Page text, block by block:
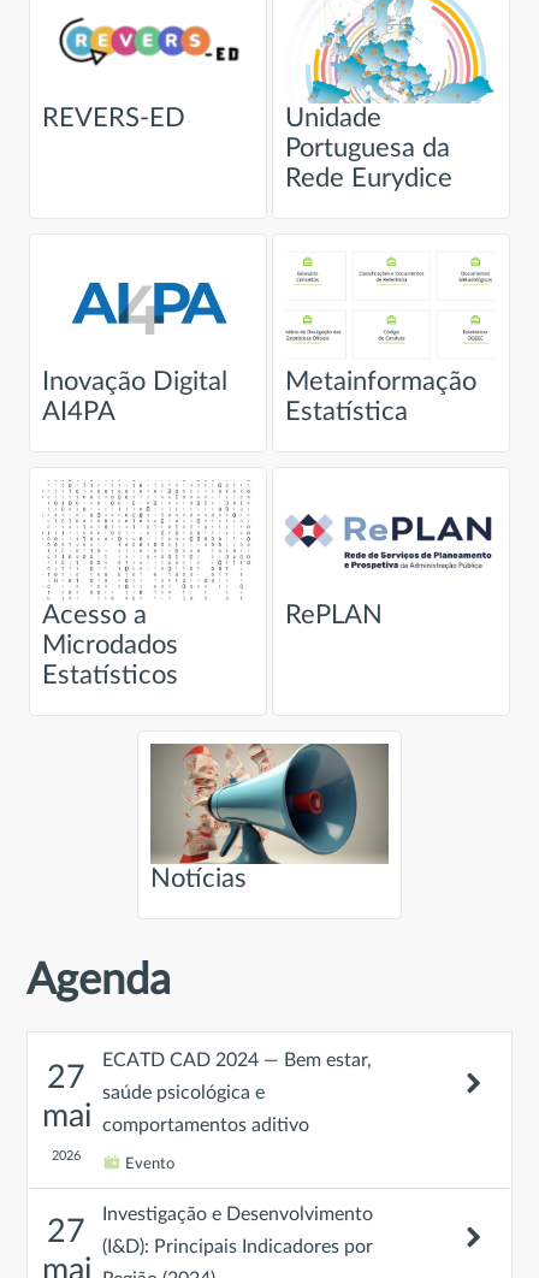
REVERS-ED
Unidade
Portuguesa da
Rede Eurydice
Inovação Digital
AI4PA
Metainformação
Estatística
Acesso a
Microdados
Estatísticos
RePLAN
Notícias
Agenda
27
mai
2026
ECATD CAD 2024 — Bem estar,
saúde psicológica e
comportamentos aditivo
Evento
27
mai
Investigação e Desenvolvimento
(I&D): Principais Indicadores por